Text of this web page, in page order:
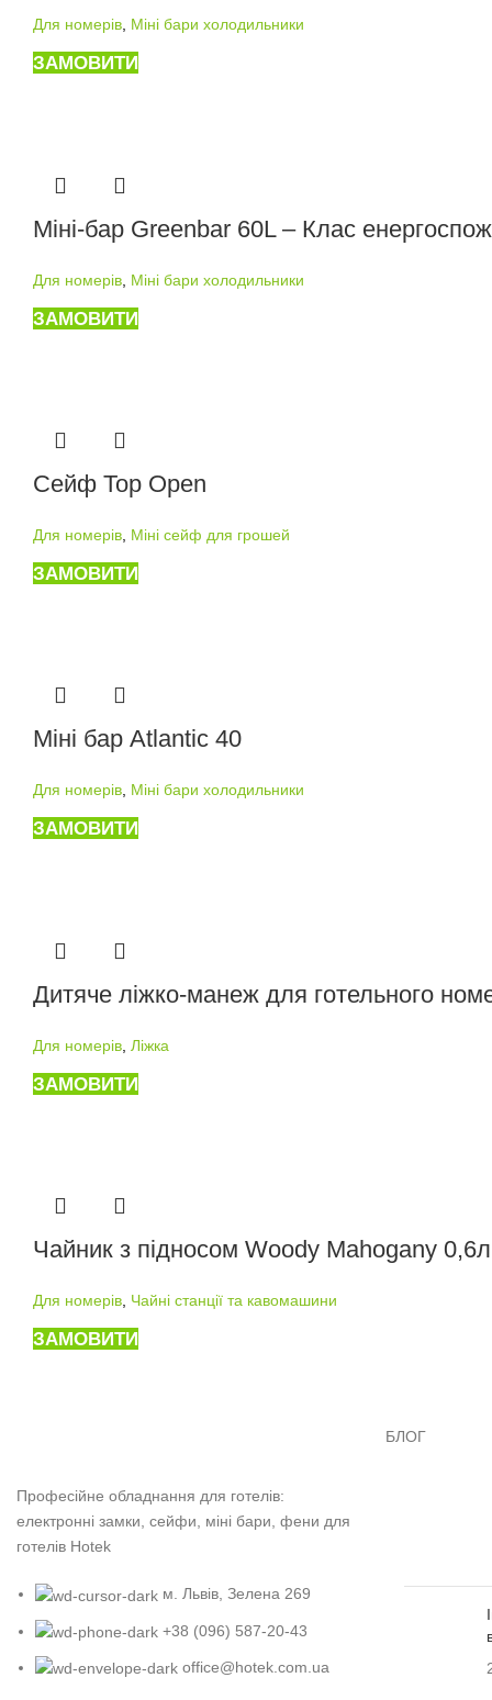
Для номерів, Міні бари холодильники
ЗАМОВИТИ
Міні-бар Greenbar 60L – Клас
Для номерів Міні бари холодильники
ЗАМОВИТИ
Сейф Top Open
Для номерів Міні сейф для грошей
ЗАМОВИТИ
Міні бар Atlantic 40
Для номерів, Міні бари холодильники
ЗАМОВИТИ
Дитяче ліжко-манеж для готельного
Для номерів Ліжка
ЗАМОВИТИ
Чайник з підносом Woody Mahogany 0,6л
Для номерів, Чайні станції та кавомашини
ЗАМОВИТИ
Професійне обладнання для готелів:
електронні замки, сейфи, міні бари, фени для
готелів Hotek
м. Львів, Зелена 269
+38 (096) 587-20-43
office@hotek.com.ua
БЛОГ